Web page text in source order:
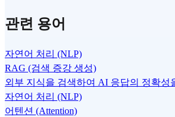
관련 용어
자연어 처리 (NLP)
RAG (검색 증강 생성)
외부 지식을 검색하여 AI 응답의 정확성
자연어 처리 (NLP)
어텐션 (Attention)